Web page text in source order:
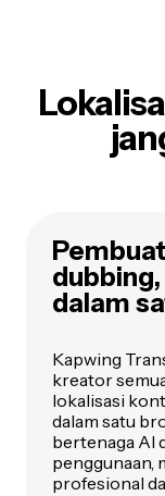
dalam
Kapwing
kreator
lokalisasi
dalam satu
bertenaga AI
penggunaan,
profesional